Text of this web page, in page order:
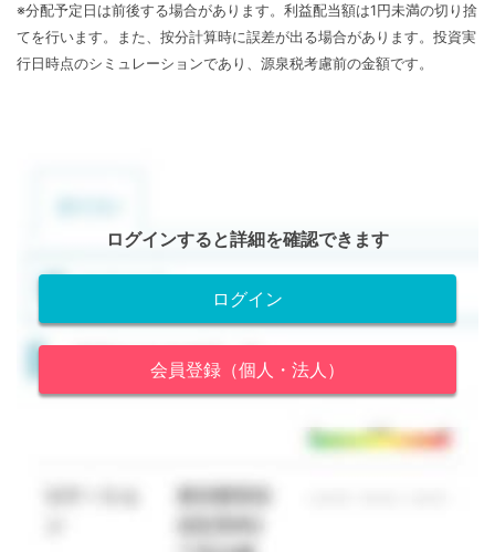
※分配予定日は前後する場合があります。利益配当額は1円未満の切り捨
てを行います。また、按分計算時に誤差が出る場合があります。投資実
行日時点のシミュレーションであり、源泉税考慮前の金額です。
ログインすると詳細を確認できます
ログイン
会員登録（個人・法人）